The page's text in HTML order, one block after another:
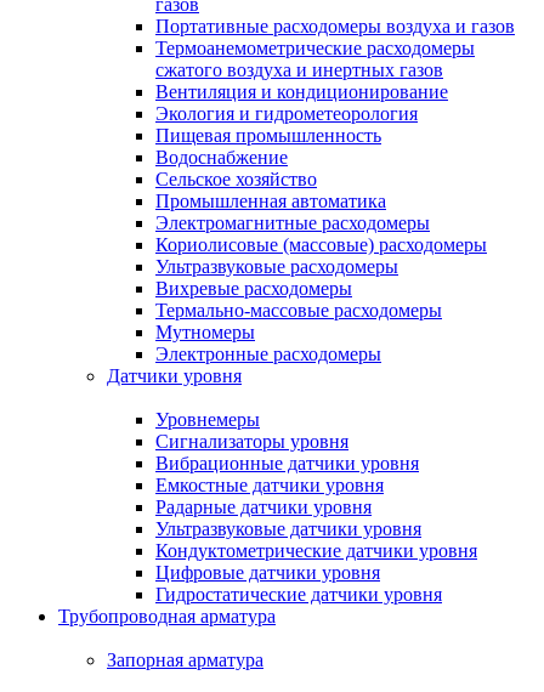
газов
Портативные расходомеры воздуха и газов
Термоанемометрические расходомеры
сжатого воздуха и инертных газов
Вентиляция и кондиционирование
Экология и гидрометеорология
Пищевая промышленность
Водоснабжение
Сельское хозяйство
Промышленная автоматика
Электромагнитные расходомеры
Кориолисовые (массовые) расходомеры
Ультразвуковые расходомеры
Вихревые расходомеры
Термально-массовые расходомеры
Мутномеры
Электронные расходомеры
Датчики уровня
Уровнемеры
Сигнализаторы уровня
Вибрационные датчики уровня
Емкостные датчики уровня
Радарные датчики уровня
Ультразвуковые датчики уровня
Кондуктометрические датчики уровня
Цифровые датчики уровня
Гидростатические датчики уровня
Трубопроводная арматура
Запорная арматура